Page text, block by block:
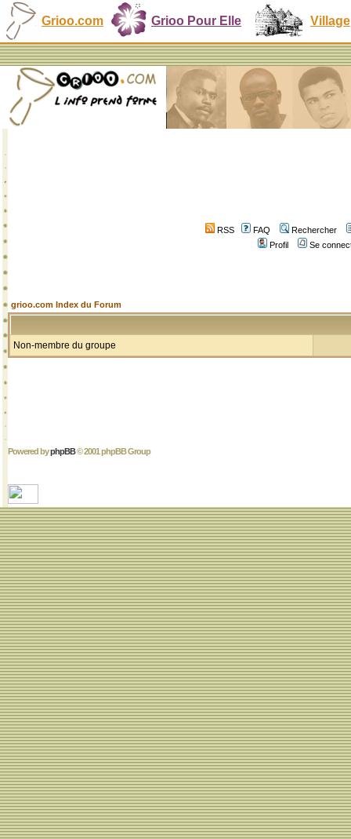
Grioo.com Grioo Pour Elle Village
RSS FAQ
Rechercher
Profil
Se
grioo.com Index du Forum
Non-membre du groupe
Powered byphpBB© 2001 phpBB Group